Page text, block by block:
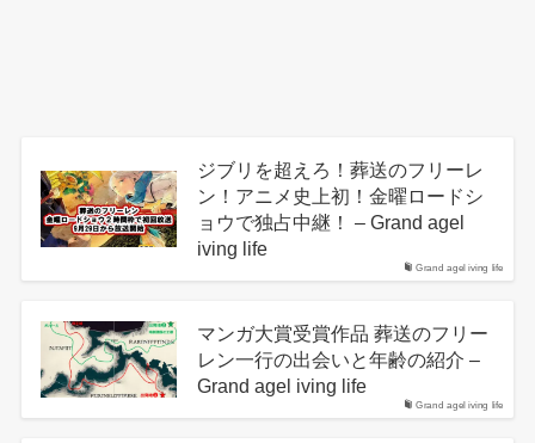
Grand agel iving life
ジブリを超えろ！葬送のフリーレ
ン！アニメ史上初！金曜ロードシ
ョウで独占中継！ – Grand agel
iving life
Grand agel iving life
マンガ大賞受賞作品 葬送のフリー
レン一行の出会いと年齢の紹介 –
Grand agel iving life